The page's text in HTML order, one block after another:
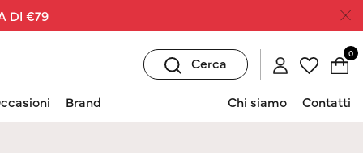
DI €79
Cerca
0
Brand Chi siamo Contatti